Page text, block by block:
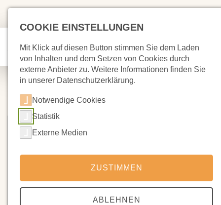
COOKIE EINSTELLUNGEN
Mit Klick auf diesen Button stimmen Sie dem Laden
von Inhalten und dem Setzen von Cookies durch
externe Anbieter zu. Weitere Informationen finden Sie
in unserer Datenschutzerklärung.
Notwendige Cookies
Statistik
Externe Medien
ZUSTIMMEN
ABLEHNEN